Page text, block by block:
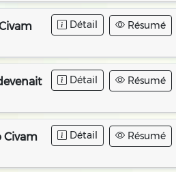
Détail Résumé
Détail Résumé
Détail Résumé
Civam